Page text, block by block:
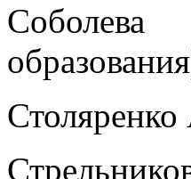
Столяренко